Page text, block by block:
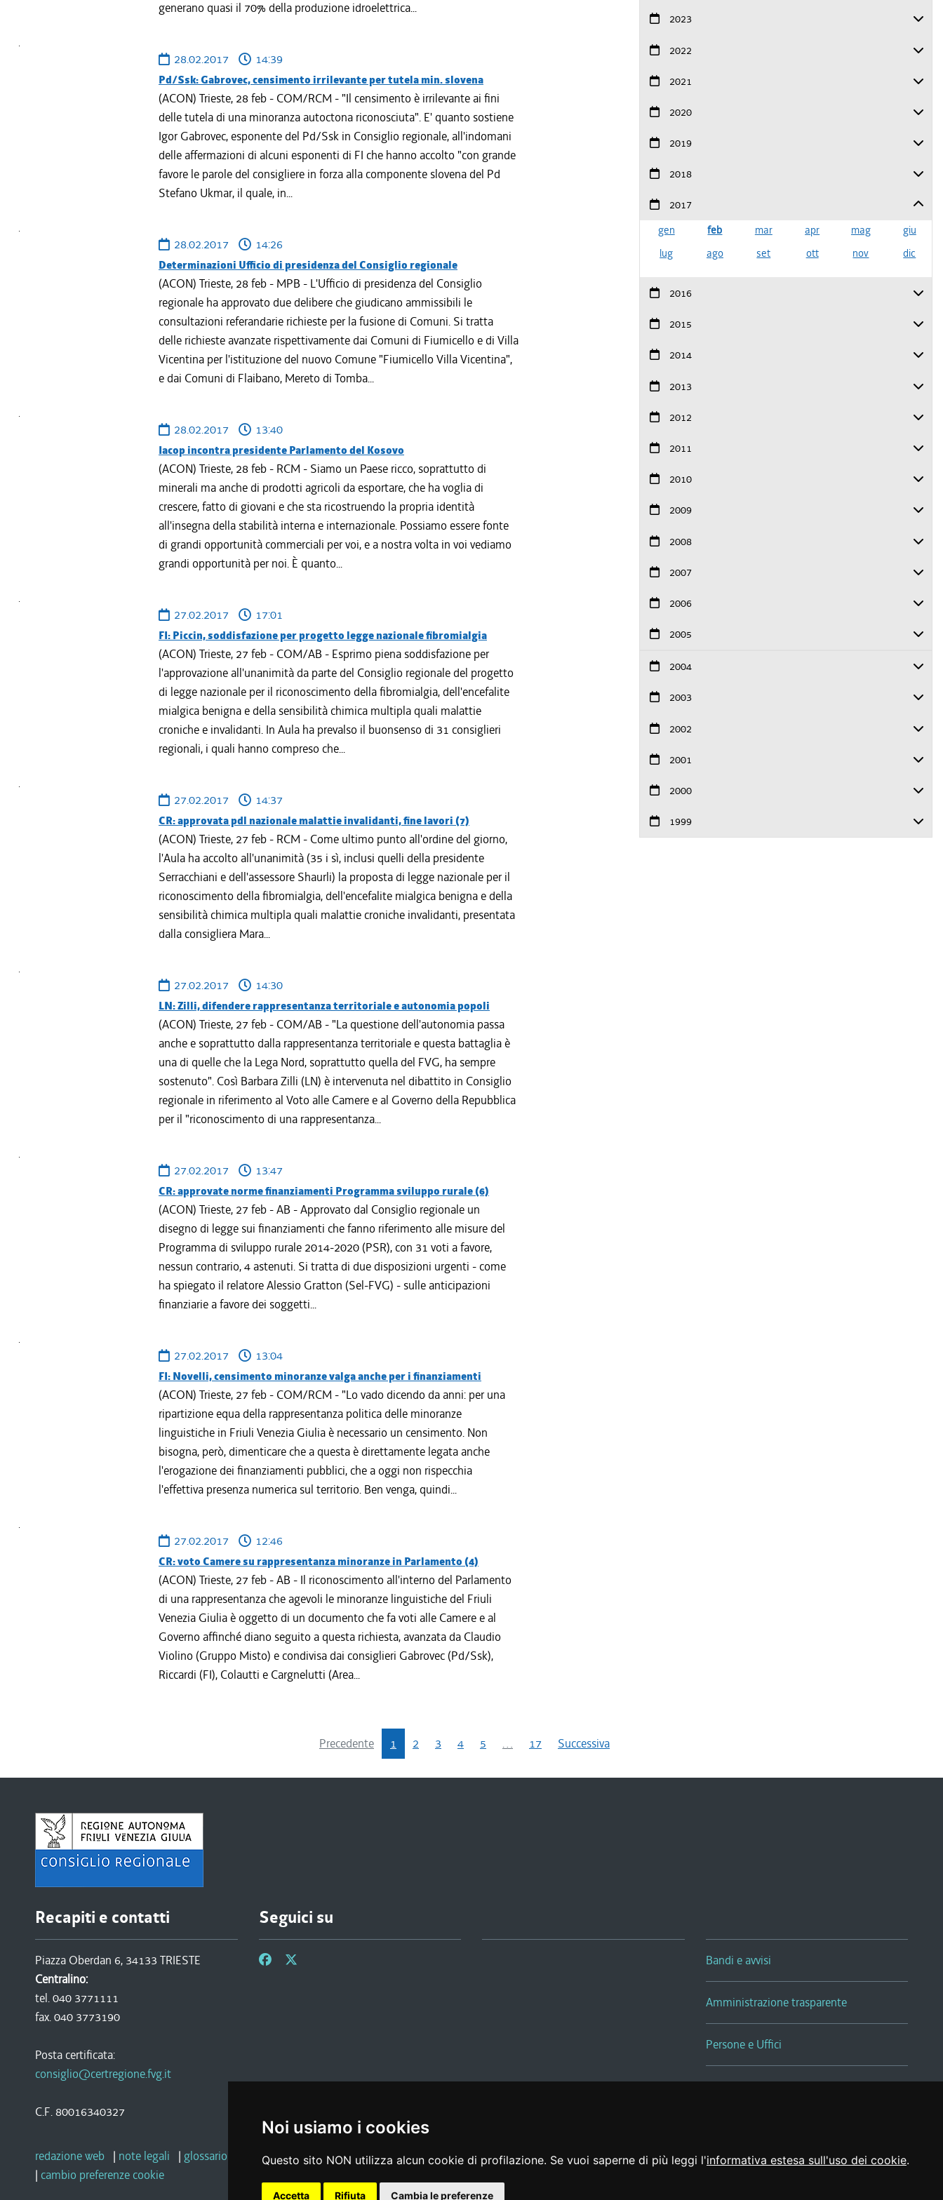
Noi usiamo i cookies
Questo sito NON utilizza alcun cookie di profilazione. Se vuoi saperne di più leggi l'informativa estesa sull'uso dei cookie.
Accetta Rifiuta Cambia le preferenze
generano quasi il 70% della produzione idroelettrica...
28.02.2017 14:39
Pd/Ssk: Gabrovec, censimento irrilevante per tutela min. slovena
(ACON) Trieste, 28 feb - COM/RCM - "Il censimento è irrilevante ai fini
delle tutela di una minoranza autoctona riconosciuta". E' quanto sostiene
Igor Gabrovec, esponente del Pd/Ssk in Consiglio regionale, all'indomani
delle affermazioni di alcuni esponenti di FI che hanno accolto "con grande
favore le parole del consigliere in forza alla componente slovena del Pd
Stefano Ukmar, il quale, in...
28.02.2017 14:26
Determinazioni Ufficio di presidenza del Consiglio regionale
(ACON) Trieste, 28 feb - MPB - L'Ufficio di presidenza del Consiglio
regionale ha approvato due delibere che giudicano ammissibili le
consultazioni referandarie richieste per la fusione di Comuni. Si tratta
delle richieste avanzate rispettivamente dai Comuni di Fiumicello e di Villa
Vicentina per l'istituzione del nuovo Comune "Fiumicello Villa Vicentina",
e dai Comuni di Flaibano, Mereto di Tomba...
28.02.2017 13:40
Iacop incontra presidente Parlamento del Kosovo
(ACON) Trieste, 28 feb - RCM - Siamo un Paese ricco, soprattutto di
minerali ma anche di prodotti agricoli da esportare, che ha voglia di
crescere, fatto di giovani e che sta ricostruendo la propria identità
all'insegna della stabilità interna e internazionale. Possiamo essere fonte
di grandi opportunità commerciali per voi, e a nostra volta in voi vediamo
grandi opportunità per noi. È quanto...
27.02.2017 17:01
FI: Piccin, soddisfazione per progetto legge nazionale fibromialgia
(ACON) Trieste, 27 feb - COM/AB - Esprimo piena soddisfazione per
l'approvazione all'unanimità da parte del Consiglio regionale del progetto
di legge nazionale per il riconoscimento della fibromialgia, dell'encefalite
mialgica benigna e della sensibilità chimica multipla quali malattie
croniche e invalidanti. In Aula ha prevalso il buonsenso di 31 consiglieri
regionali, i quali hanno compreso che...
27.02.2017 14:37
CR: approvata pdl nazionale malattie invalidanti, fine lavori (7)
(ACON) Trieste, 27 feb - RCM - Come ultimo punto all'ordine del giorno,
l'Aula ha accolto all'unanimità (35 i sì, inclusi quelli della presidente
Serracchiani e dell'assessore Shaurli) la proposta di legge nazionale per il
riconoscimento della fibromialgia, dell'encefalite mialgica benigna e della
sensibilità chimica multipla quali malattie croniche invalidanti, presentata
dalla consigliera Mara...
27.02.2017 14:30
LN: Zilli, difendere rappresentanza territoriale e autonomia popoli
(ACON) Trieste, 27 feb - COM/AB - "La questione dell'autonomia passa
anche e soprattutto dalla rappresentanza territoriale e questa battaglia è
una di quelle che la Lega Nord, soprattutto quella del FVG, ha sempre
sostenuto". Così Barbara Zilli (LN) è intervenuta nel dibattito in Consiglio
regionale in riferimento al Voto alle Camere e al Governo della Repubblica
per il "riconoscimento di una rappresentanza...
27.02.2017 13:47
CR: approvate norme finanziamenti Programma sviluppo rurale (6)
(ACON) Trieste, 27 feb - AB - Approvato dal Consiglio regionale un
disegno di legge sui finanziamenti che fanno riferimento alle misure del
Programma di sviluppo rurale 2014-2020 (PSR), con 31 voti a favore,
nessun contrario, 4 astenuti. Si tratta di due disposizioni urgenti - come
ha spiegato il relatore Alessio Gratton (Sel-FVG) - sulle anticipazioni
finanziarie a favore dei soggetti...
27.02.2017 13:04
FI: Novelli, censimento minoranze valga anche per i finanziamenti
(ACON) Trieste, 27 feb - COM/RCM - "Lo vado dicendo da anni: per una
ripartizione equa della rappresentanza politica delle minoranze
linguistiche in Friuli Venezia Giulia è necessario un censimento. Non
bisogna, però, dimenticare che a questa è direttamente legata anche
l'erogazione dei finanziamenti pubblici, che a oggi non rispecchia
l'effettiva presenza numerica sul territorio. Ben venga, quindi...
27.02.2017 12:46
CR: voto Camere su rappresentanza minoranze in Parlamento (4)
(ACON) Trieste, 27 feb - AB - Il riconoscimento all'interno del Parlamento
di una rappresentanza che agevoli le minoranze linguistiche del Friuli
Venezia Giulia è oggetto di un documento che fa voti alle Camere e al
Governo affinché diano seguito a questa richiesta, avanzata da Claudio
Violino (Gruppo Misto) e condivisa dai consiglieri Gabrovec (Pd/Ssk),
Riccardi (FI), Colautti e Cargnelutti (Area...
Precedente 1 2 3 4 5 … 17 Successiva
2023
2022
2021
2020
2019
2018
2017
gen
feb mar apr mag
giu
lug
ago set ott nov dic
2016
2015
2014
2013
2012
2011
2010
2009
2008
2007
2006
2005
2004
2003
2002
2001
2000
1999
Recapiti e contatti
Piazza Oberdan 6, 34133 TRIESTE
Centralino:
tel. 040 3771111
fax. 040 3773190
Posta certificata:
consiglio@certregione.fvg.it
C.F. 80016340327
Seguici su
Bandi e avvisi
Amministrazione trasparente
Persone e Uffici
Sala Tiziano Tessitori
redazione web | note legali | glossario privacy |social media policy | dichiarazione di accessibilità | feedback
| cambio preferenze cookie
Realizzato da